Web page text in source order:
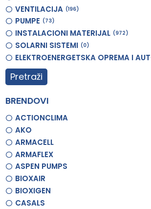
VENTILACIJA 196
PUMPE 73
INSTALACIONI MATERIJAL 972
SOLARNI SISTEMI 0
ELEKTROENERGETSKA OPREMA I
Pretraži
BRENDOVI
ACTIONCLIMA
AKO
ARMACELL
ARMAFLEX
ASPEN PUMPS
BIOXAIR
BIOXIGEN
CASALS